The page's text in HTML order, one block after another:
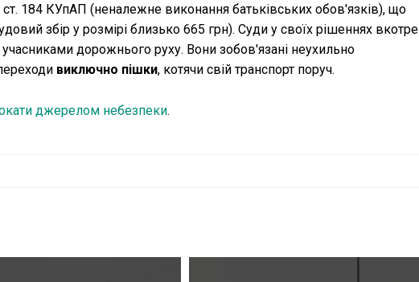
ст. 184 КУпАП (неналежне виконання батьківських обов'язків), що
збір у розмірі близько 665 грн). Суди у своїх рішеннях вкотре
дорожнього руху. Вони зобов'язані неухильно
виключно пішки, котячи свій транспорт поруч.
джерелом небезпеки.